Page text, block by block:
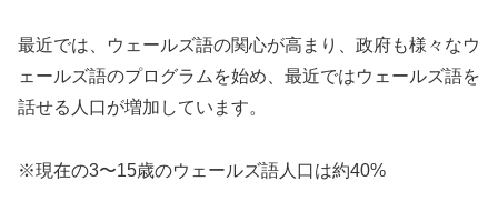
最近では、ウェールズ語の関心が高まり、政府も様々なウ
ェールズ語のプログラムを始め、最近ではウェールズ語を
話せる人口が増加しています。
※現在の3〜15歳のウェールズ語人口は約40%